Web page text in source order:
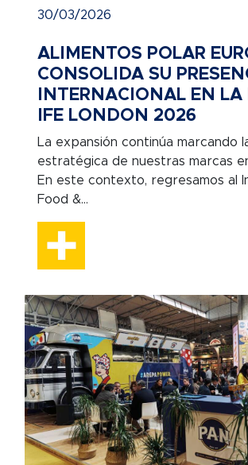
30/03/2026
ALIMENTOS POLAR
CONSOLIDA SU
INTERNACIONAL EN LA
IFE LONDON 2026
La expansión continúa marcando
estratégica de nuestras marcas
En este contexto, regresamos al
Food &...